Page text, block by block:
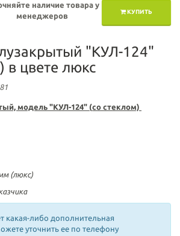
КУПИТЬ
наличие товара у
менеджеров
"КУЛ-124"
в цвете люкс
модель "КУЛ-124" (со стеклом)
(люкс)
какая-либо дополнительная
уточнить ее по телефону